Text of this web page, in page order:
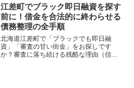
まで徹底解説。多重債務の地獄から抜け
出し、合法的に借金を減額・免除する
「債務整理」の正しい知識と、今すぐ督
促を止める無料相談窓口をご案内しま
す。
江差町でブラック即日融資を探す
前に！借金を合法的に終わらせる
債務整理の全手順
北海道江差町で「ブラックでも即日融
資」「審査の甘い街金」をお探しです
か？審査に落ち続ける残酷な理由（信用